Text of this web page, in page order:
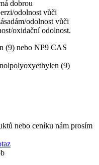
dobrou
odolnost vůči
odolnost vůči
oxidační odolnost.
(9) nebo NP9 CAS
(9)
nebo ceníku nám prosím